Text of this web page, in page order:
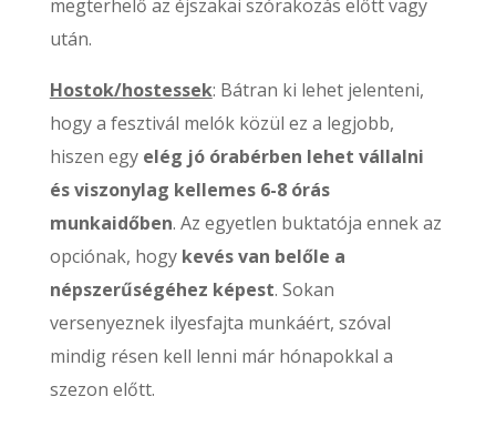
megterhelő az éjszakai szórakozás előtt vagy
után.
Hostok/hostessek: Bátran ki lehet jelenteni,
hogy a fesztivál melók közül ez a legjobb,
hiszen egy elég jó órabérben lehet vállalni
és viszonylag kellemes 6-8 órás
munkaidőben. Az egyetlen buktatója ennek az
opciónak, hogy kevés van belőle a
népszerűségéhez képest. Sokan
versenyeznek ilyesfajta munkáért, szóval
mindig résen kell lenni már hónapokkal a
szezon előtt.